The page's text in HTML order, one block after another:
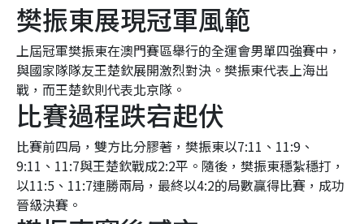
樊振東展現冠軍風範
上屆冠軍樊振東在澳門賽區舉行的全運會男單四強賽中，
與國家隊隊友王楚欽展開激烈對決。樊振東代表上海出
戰，而王楚欽則代表北京隊。
比賽過程跌宕起伏
比賽前四局，雙方比分膠著，樊振東以7:11、11:9、
9:11、11:7與王楚欽戰成2:2平。隨後，樊振東穩紮穩打，
以11:5、11:7連勝兩局，最終以4:2的局數贏得比賽，成功
晉級決賽。